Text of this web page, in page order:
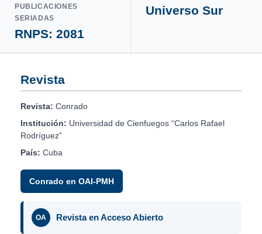
PUBLICACIONES
SERIADAS
RNPS: 2081
Universo Sur
Revista
Revista: Conrado
Institución: Universidad de Cienfuegos “Carlos Rafael
Rodríguez”
País: Cuba
Conrado en OAI-PMH
OA Revista en Acceso Abierto